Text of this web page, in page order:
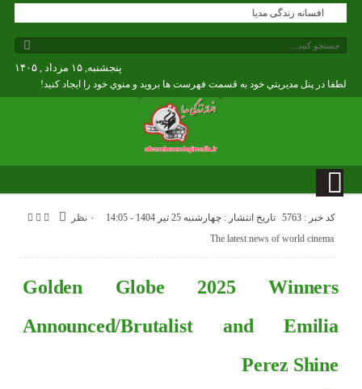
افسانه زندگی مدیا
لطفا در پنل مديريتي خود به قسمت فهرست ها برويد و منوي خود را ايجاد كنيد!
پنجشنبه, ۱۵ مرداد , ۱۴۰۵
کد خبر : 5763 تاریخ انتشار : چهارشنبه 25 تیر 1404 - 14:05
۰ نظر
The latest news of world cinema
Golden Globe 2025 Winners
Announced/Brutalist and Emilia
Perez Shine